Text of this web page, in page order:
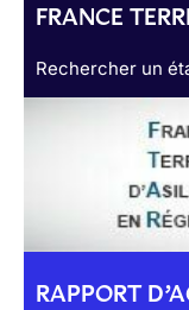
FRANCE
Rechercher un
RAPPORT